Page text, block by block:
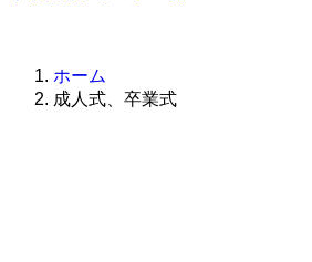
ホーム
成人式、卒業式